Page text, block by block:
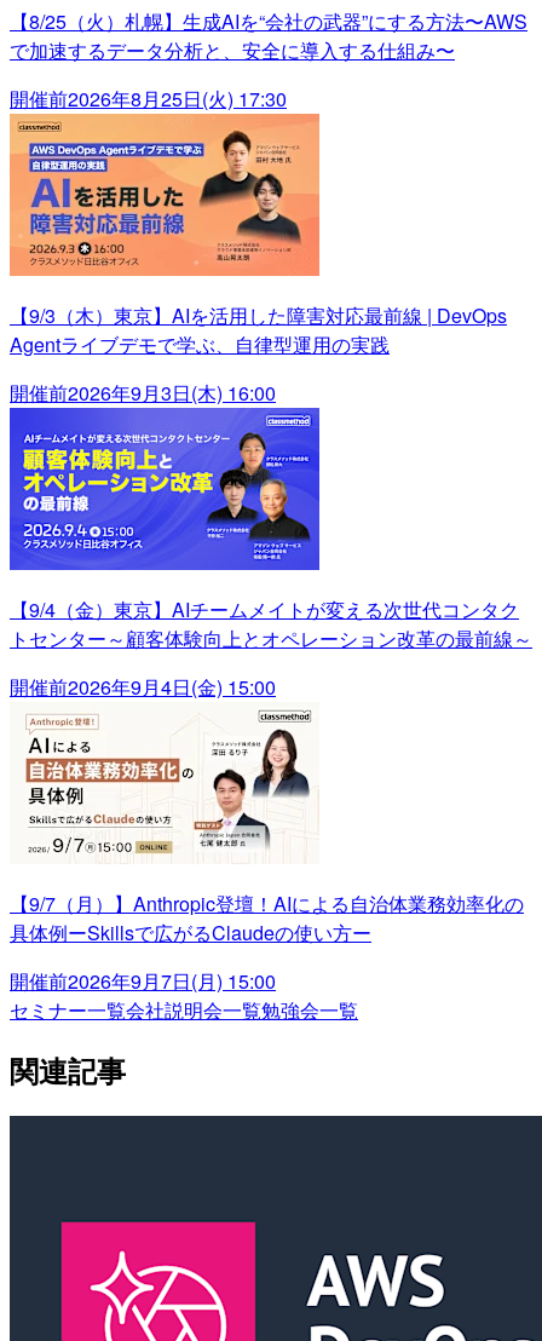
【8/25（火）札幌】生成AIを“会社の武器”にする方法〜AWS
で加速するデータ分析と、安全に導入する仕組み〜
開催前2026年8月25日(火) 17:30
【9/3（木）東京】AIを活用した障害対応最前線 | DevOps
Agentライブデモで学ぶ、自律型運用の実践
開催前2026年9月3日(木) 16:00
【9/4（金）東京】AIチームメイトが変える次世代コンタク
トセンター～顧客体験向上とオペレーション改革の最前線～
開催前2026年9月4日(金) 15:00
【9/7（月）】Anthropic登壇！AIによる自治体業務効率化の
具体例ーSkillsで広がるClaudeの使い方ー
開催前2026年9月7日(月) 15:00
セミナー一覧会社説明会一覧勉強会一覧
関連記事